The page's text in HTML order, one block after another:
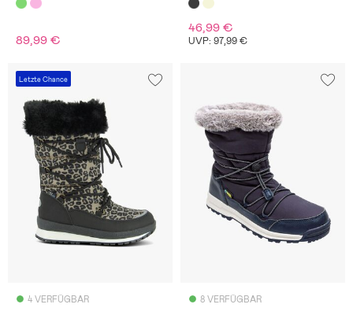
89,99 €
46,99 €
UVP: 97,99 €
Letzte Chance
4 VERFÜGBAR 8 VERFÜGBAR